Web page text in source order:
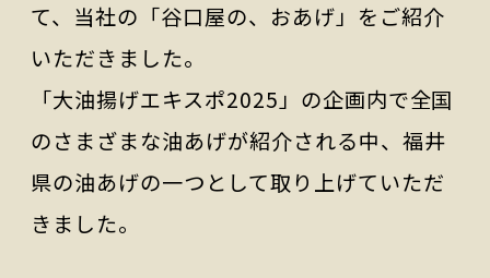
て、当社の「谷口屋の、おあげ」をご紹介
いただきました。
「大油揚げエキスポ2025」の企画内で全国
のさまざまな油あげが紹介される中、福井
県の油あげの一つとして取り上げていただ
きました。